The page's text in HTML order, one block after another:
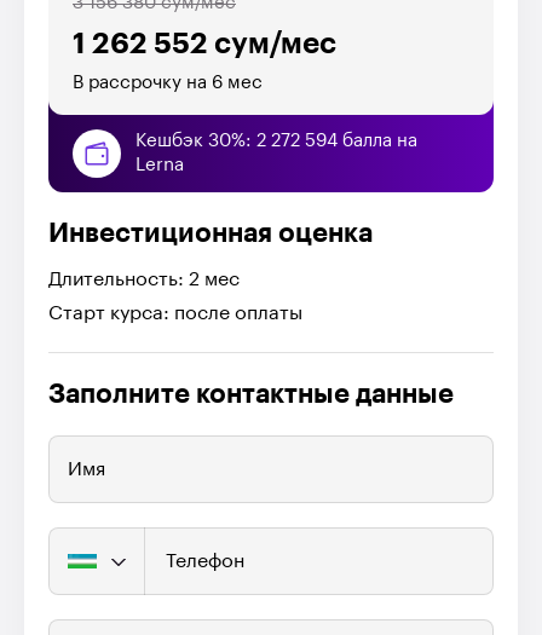
1 262 552 сум/мес
В рассрочку на 6 мес
Кешбэк 30%: 2 272 594 балла на
Lerna
Инвестиционная оценка
Длительность: 2 мес
Старт курса: после оплаты
Заполните контактные данные
Имя
Телефон